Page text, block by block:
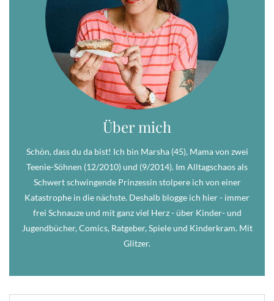
Über mich
Schön, dass du da bist! Ich bin Marsha (45), Mama von zwei
Teenie-Söhnen (12/2010) und (9/2014). Im Alltagschaos als
Schwert schwingende Prinzessin stolpere ich von einer
Katastrophe in die nächste. Deshalb blogge ich hier - immer
frei Schnauze und mit ganz viel Herz - über Kinder- und
Jugendbücher, Comics, Ratgeber, Spiele und Kinderkram. Mit
Glitzer.